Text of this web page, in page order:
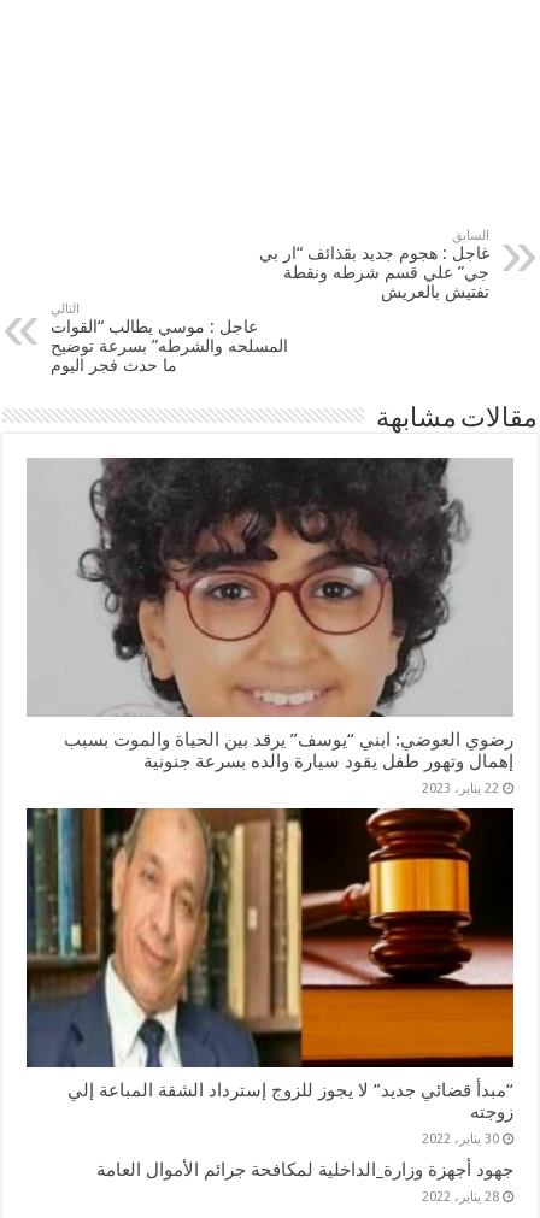
السابق
غاجل : هجوم جديد بقذائف “ار بي
جي” علي قسم شرطه ونقطة
تفتيش بالعريش
التالي
عاجل : موسي يطالب “القوات
المسلحه والشرطه” بسرعة توضيح
ما حدث فجر اليوم
مقالات مشابهة
رضوي العوضي: ابني “يوسف” يرقد بين الحياة والموت بسبب
إهمال وتهور طفل يقود سيارة والده بسرعة جنونية
22 يناير، 2023
“مبدأ قضائي جديد” لا يجوز للزوج إسترداد الشقة المباعة إلي
زوجته
30 يناير، 2022
جهود أجهزة وزارة_الداخلية لمكافحة جرائم الأموال العامة
28 يناير، 2022